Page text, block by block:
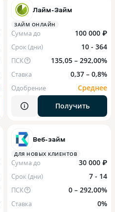
Лайм-Займ
ЗАЙМ ОНЛАЙН
Сумма до 100 000 ₽
Срок (дни) 10 - 364
ПСК 135,05 – 292,00%
Ставка 0,37 – 0,8%
Одобрение
Среднее
Получить
Веб-займ
ДЛЯ НОВЫХ КЛИЕНТОВ
Сумма до 30 000 ₽
Срок (дни) 7 - 14
ПСК 0 – 292,00%
Ставка 0%